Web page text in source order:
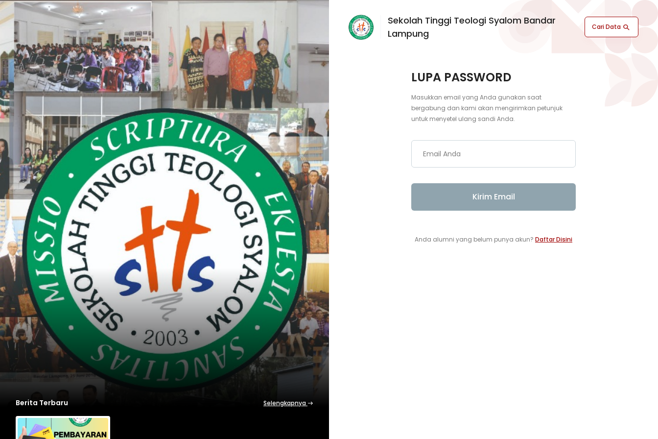
Berita Terbaru Selengkapnya
Sekolah Tinggi Teologi Syalom Bandar
Lampung
Cari Data
LUPA PASSWORD
Masukkan email yang Anda gunakan saat
bergabung dan kami akan mengirimkan petunjuk
untuk menyetel ulang sandi Anda.
Email Anda
Kirim Email
Anda alumni yang belum punya akun? Daftar Disini